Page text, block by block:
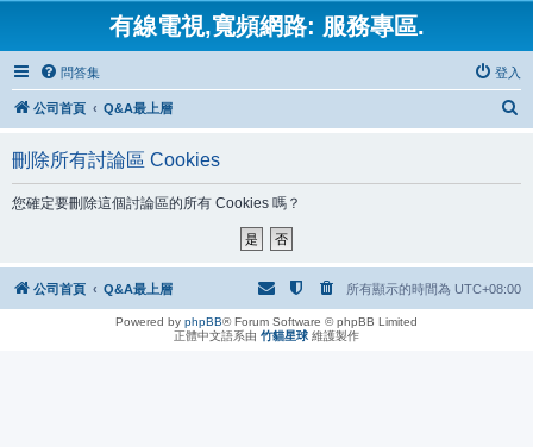
有線電視,寬頻網路: 服務專區.
問答集 登入
公司首頁 Q&A最上層
刪除所有討論區 Cookies
您確定要刪除這個討論區的所有 Cookies 嗎？
公司首頁 Q&A最上層 所有顯示的時間為 UTC+08:00
Powered by phpBB® Forum Software © phpBB Limited
正體中文語系由 竹貓星球 維護製作